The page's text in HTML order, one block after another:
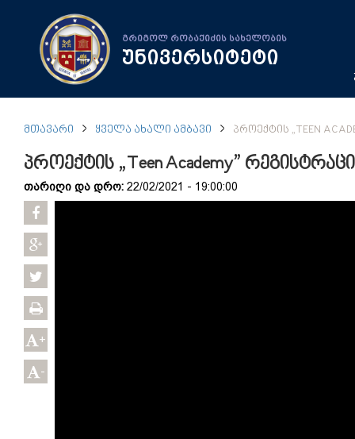
გრიგოლ რობაქიძის სახელობის
უნივერსიტეტი
ᲛᲗᲐᲕᲐᲠᲘ ᲧᲕᲔᲚᲐ ᲐᲮᲐᲚᲘ ᲐᲛᲑᲐᲕᲘ ᲞᲠᲝᲔᲥᲢᲘᲡ „TEEN
პროექტის „Teen Academy”
თარიღი და დრო: 22/02/2021 - 19:00:00
+
-